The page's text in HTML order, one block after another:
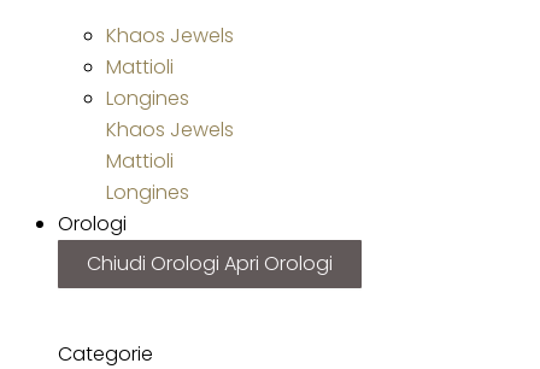
Khaos Jewels
Mattioli
Longines
Khaos Jewels
Mattioli
Longines
Orologi
Chiudi Orologi Apri Orologi
Categorie